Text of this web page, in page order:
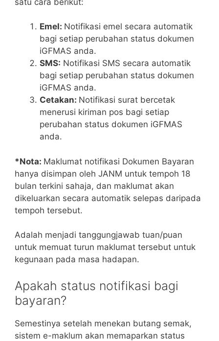
Emel: Notifikasi emel secara automatik
bagi setiap perubahan status dokumen
iGFMAS anda.
SMS: Notifikasi SMS secara automatik
bagi setiap perubahan status dokumen
iGFMAS anda.
Cetakan: Notifikasi surat bercetak
menerusi kiriman pos bagi setiap
perubahan status dokumen iGFMAS
anda.
*Nota: Maklumat notifikasi Dokumen Bayaran
hanya disimpan oleh JANM untuk tempoh 18
bulan terkini sahaja, dan maklumat akan
dikeluarkan secara automatik selepas daripada
tempoh tersebut.
Adalah menjadi tanggungjawab tuan/puan
untuk memuat turun maklumat tersebut untuk
kegunaan pada masa hadapan.
Apakah status notifikasi bagi
bayaran?
Semestinya setelah menekan butang semak,
sistem e-maklum akan memaparkan status